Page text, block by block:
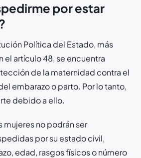
por estar
Política del Estado, más
artículo 48, se encuentra
de la maternidad contra el
embarazo o parto. Por lo tanto,
debido a ello.
mujeres no podrán ser
por su estado civil,
edad, rasgos físicos o número